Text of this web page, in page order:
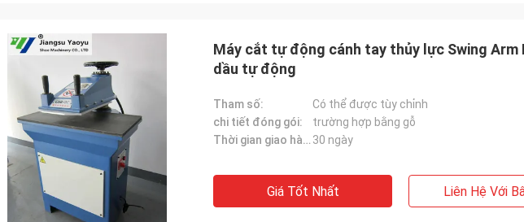
Máy cắt tự động cánh tay thủy lực Swing
dầu tự động
Tham số:
Có thể được tùy chỉnh
chi tiết đóng gói:
trường hợp bằng gỗ
Thời gian giao hàng: 30 ngày
Giá Tốt Nhất Liên Hệ Với